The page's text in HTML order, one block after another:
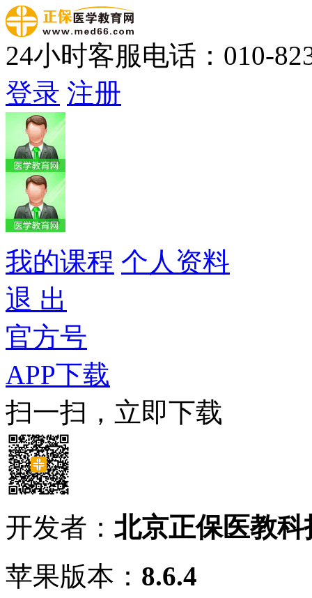
24小时客服电话：010-
登录 注册
我的课程 个人资料
退 出
官方号
APP下载
扫一扫，立即下载
开发者： 北京正保医教
苹果版本： 8.6.4